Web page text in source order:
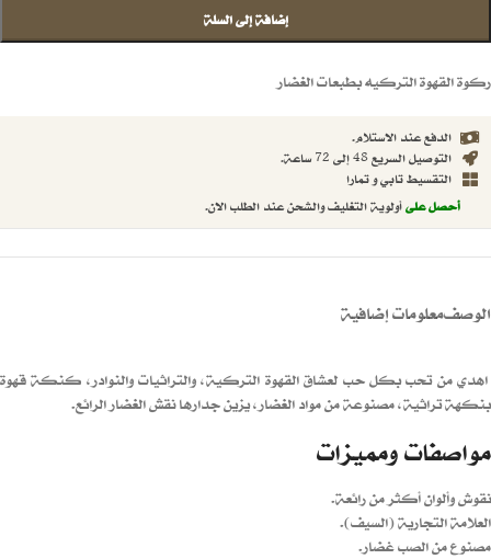
إضافة إلى السلة
ركوة القهوة التركيه بطبعات الغضار
الدفع عند الاستلام.
التوصيل السريع 48 إلى 72 ساعة.
التقسيط تابي و تمارا
أحصل علىأولوية التغليف والشحن عند الطلب الان.
الوصفمعلومات إضافية
اهدي من تحب بكل حب لعشاق القهوة التركية، والتراثيات والنوادر، كنكة قهوة
بنكهة تراثية، مصنوعة من مواد الغضار، يزين جدارها نقش الغضار الرائع.
مواصفات ومميزات
نقوش وألوان أكثر من رائعة.
العلامة التجارية (السيف).
مصنوع من الصب غضار.